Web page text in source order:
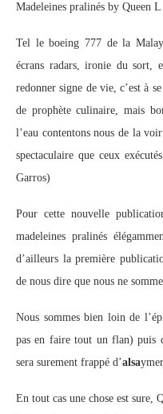
Madeleines pralinés by Queen L
Tel le boeing 777 de la
écrans radars, ironie du sort,
redonner signe de vie, c’est à
de prophète culinaire, mais
l’eau contentons nous de la
spectaculaire que ceux
Garros)
Pour cette nouvelle
madeleines pralinés
d’ailleurs la première
de nous dire que nous ne
Nous sommes bien loin de
pas en faire tout un flan) puis
sera surement frappé d’alsa
En tout cas une chose est sure,